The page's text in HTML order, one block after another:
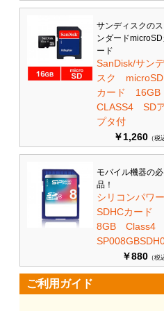
サンディスクの
ンダード
ード
SanDisk/サン
スク
カード
CLASS4 SD
プタ付
￥1,260 （税
モバイル機器の
品！
シリコンパ
SDHCカード
8GB
￥880 （税
ご利用ガイド